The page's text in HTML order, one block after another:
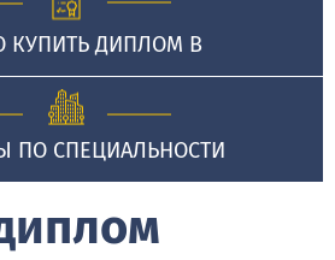
ДИПЛОМ В
ПО СПЕЦИАЛЬНОСТИ